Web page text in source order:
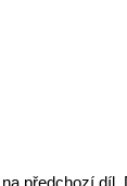
předchozí